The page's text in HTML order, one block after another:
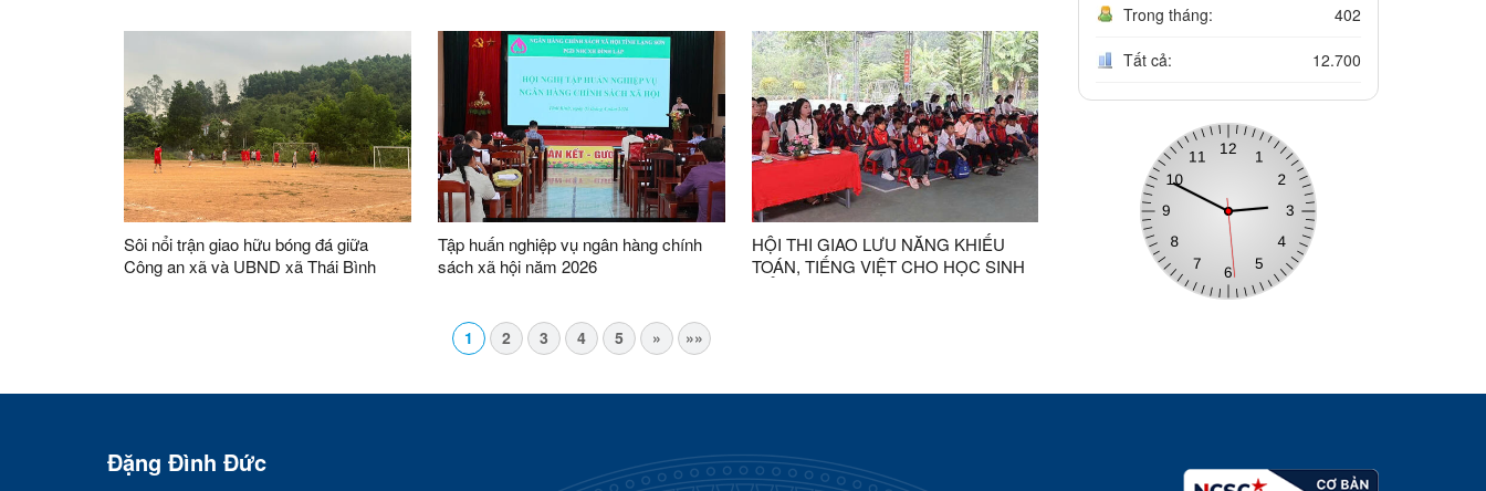
năm ngày Quốc tế lao động 01/05.
Sôi nổi trận giao hữu bóng đá giữa
Công an xã và UBND xã Thái Bình
Tập huấn nghiệp vụ ngân hàng chính
sách xã hội năm 2026
HỘI THI GIAO LƯU NĂNG KHIẾU
TOÁN, TIẾNG VIỆT CHO HỌC SINH
1 2 3 4 5 » »»
Trong tháng: 402
Tất cả: 12.700
Đặng Đình Đức